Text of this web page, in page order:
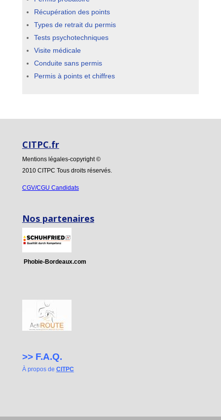
Récupération des points
Types de retrait du permis
Tests psychotechniques
Visite médicale
Conduite sans permis
Permis à points et chiffres
CITPC.fr
Mentions légales-copyright©
2010 CITPC Tous droits réservés.
CGV/CGU Candidats
Nos partenaires
Phobie-Bordeaux.com
>> F.A.Q.
À propos de CITPC